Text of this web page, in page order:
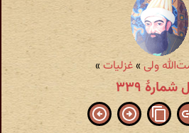
ولی»غزلیات»
۳۳۹